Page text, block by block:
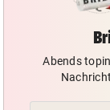
Abends